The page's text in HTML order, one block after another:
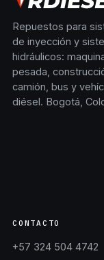
Repuestos para
de inyección y
hidráulicos:
pesada,
camión, bus y
diésel. Bogotá,
CONTACTO
+57 324 504 4742